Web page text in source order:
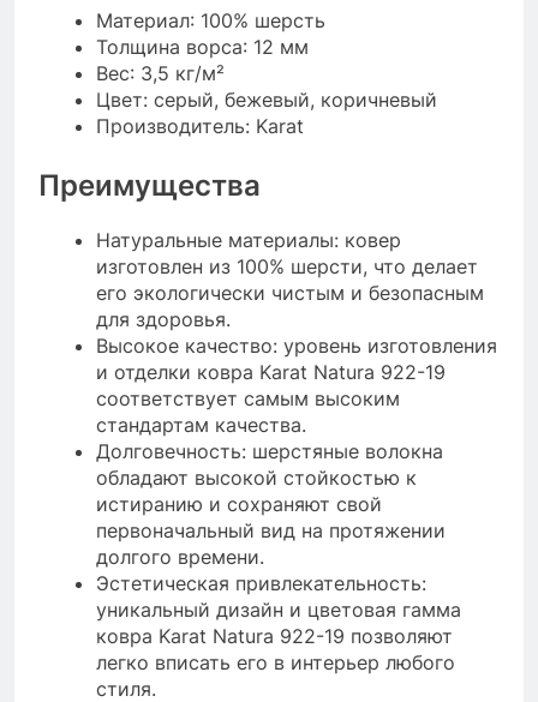
Материал: 100% шерсть
Толщина ворса: 12 мм
Вес: 3,5 кг/м²
Цвет: серый, бежевый, коричневый
Производитель: Karat
Преимущества
Натуральные материалы: ковер
изготовлен из 100% шерсти, что делает
его экологически чистым и безопасным
для здоровья.
Высокое качество: уровень изготовления
и отделки ковра Karat Natura 922-19
соответствует самым высоким
стандартам качества.
Долговечность: шерстяные волокна
обладают высокой стойкостью к
истиранию и сохраняют свой
первоначальный вид на протяжении
долгого времени.
Эстетическая привлекательность:
уникальный дизайн и цветовая гамма
ковра Karat Natura 922-19 позволяют
легко вписать его в интерьер любого
стиля.